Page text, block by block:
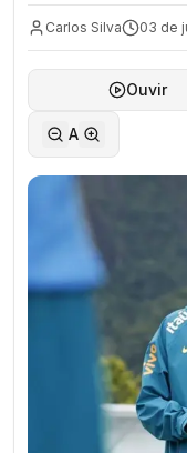
Carlos Silva 03 de
Ouvir
A